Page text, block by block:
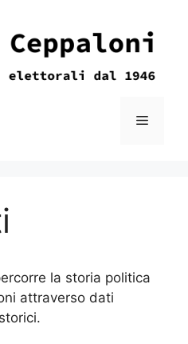
Menu
la storia politica
attraverso dati